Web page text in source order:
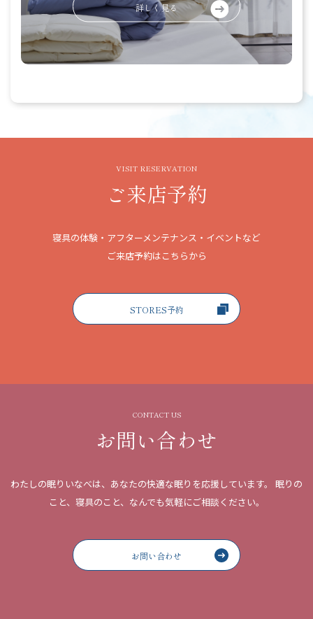
詳しく見る
VISIT RESERVATION
ご来店予約
寝具の体験・アフターメンテナンス・イベントなど
ご来店予約はこちらから
STORES予約
CONTACT US
お問い合わせ
わたしの眠りいなべは、あなたの快適な眠りを応援しています。
眠りの
こと、寝具のこと、なんでも気軽にご相談ください。
お問い合わせ